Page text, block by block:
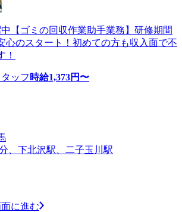
【ゴミの回収作業助手業務】研修期間
のスタート！初めての方も収入面で不
！
ッフ 時給1,373円〜
、下北沢駅、二子玉川駅
に進む